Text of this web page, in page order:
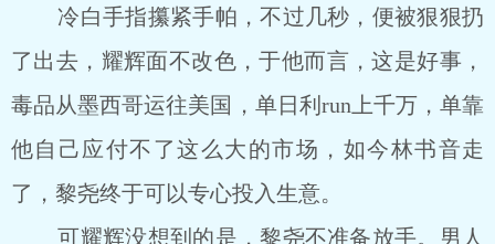
冷白手指攥紧手帕，不过几秒，便被狠狠扔
了出去，耀辉面不改色，于他而言，这是好事，
毒品从墨西哥运往美国，单日利run上千万，单靠
他自己应付不了这么大的市场，如今林书音走
了，黎尧终于可以专心投入生意。
可耀辉没想到的是，黎尧不准备放手。男人